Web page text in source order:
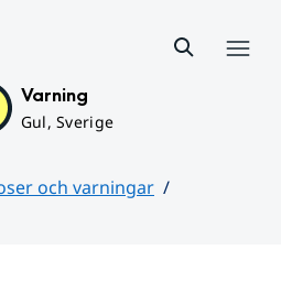
Varning
Gul, Sverige
och varningar